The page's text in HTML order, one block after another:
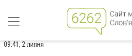
09:41, 2 липня